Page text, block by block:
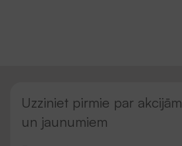
Uzziniet pirmie par akcijām
un jaunumiem